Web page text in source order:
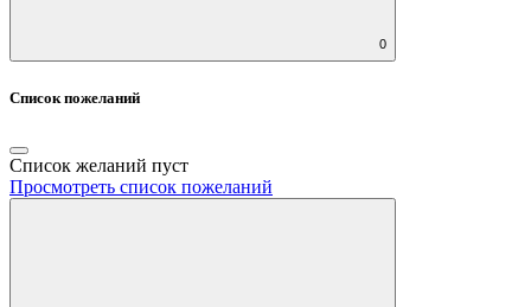
0
Список пожеланий
Список желаний пуст
Просмотреть список пожеланий